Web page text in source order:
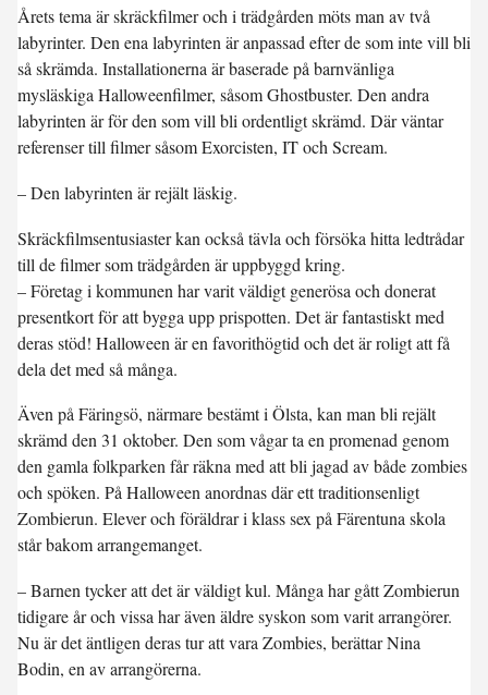
Årets tema är skräckfilmer och i trädgården möts man av två
labyrinter. Den ena labyrinten är anpassad efter de som inte vill bli
så skrämda. Installationerna är baserade på barnvänliga
mysläskiga Halloweenfilmer, såsom Ghostbuster. Den andra
labyrinten är för den som vill bli ordentligt skrämd. Där väntar
referenser till filmer såsom Exorcisten, IT och Scream.
– Den labyrinten är rejält läskig.
Skräckfilmsentusiaster kan också tävla och försöka hitta ledtrådar
till de filmer som trädgården är uppbyggd kring.
– Företag i kommunen har varit väldigt generösa och donerat
presentkort för att bygga upp prispotten. Det är fantastiskt med
deras stöd! Halloween är en favorithögtid och det är roligt att få
dela det med så många.
Även på Färingsö, närmare bestämt i Ölsta, kan man bli rejält
skrämd den 31 oktober. Den som vågar ta en promenad genom
den gamla folkparken får räkna med att bli jagad av både zombies
och spöken. På Halloween anordnas där ett traditionsenligt
Zombierun. Elever och föräldrar i klass sex på Färentuna skola
står bakom arrangemanget.
– Barnen tycker att det är väldigt kul. Många har gått Zombierun
tidigare år och vissa har även äldre syskon som varit arrangörer.
Nu är det äntligen deras tur att vara Zombies, berättar Nina
Bodin, en av arrangörerna.